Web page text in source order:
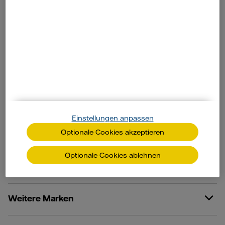
Ratgeber
Weitere Angebote
Unternehmen
Weitere Marken
Einstellungen anpassen
Optionale Cookies ablehnen
Optionale Cookies akzeptieren